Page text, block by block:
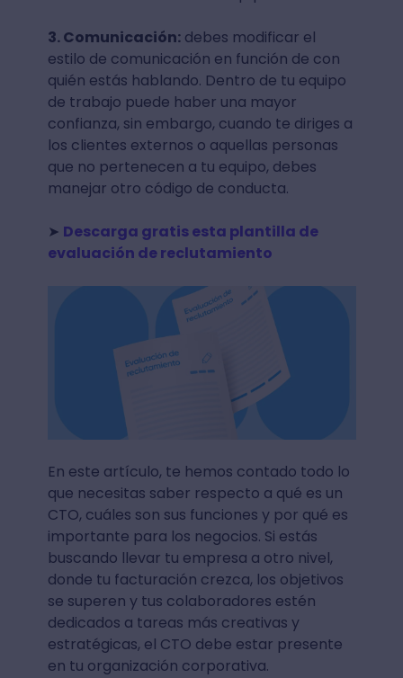
3. Comunicación:debes modificar el
estilo de comunicación en función de con
quién estás hablando. Dentro de tu equipo
de trabajo puede haber una mayor
confianza, sin embargo, cuando te diriges a
los clientes externos o aquellas personas
que no pertenecen a tu equipo, debes
manejar otro código de conducta.
➤ Descarga gratis esta plantilla de
evaluación de reclutamiento
En este artículo, te hemos contado todo lo
que necesitas saber respecto a qué es un
CTO, cuáles son sus funciones y por qué es
importante para los negocios. Si estás
buscando llevar tu empresa a otro nivel,
donde tu facturación crezca, los objetivos
se superen y tus colaboradores estén
dedicados a tareas más creativas y
estratégicas, el CTO debe estar presente
en tu organización corporativa.